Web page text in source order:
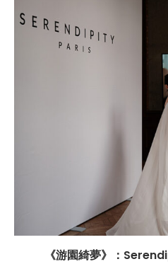
《游園綺夢》：